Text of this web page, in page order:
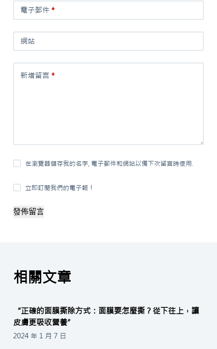
電子郵件*
網站
新增留言 *
在瀏覽器儲存我的名字, 電子郵件和網站以備下次留言時使用.
立即訂閱我們的電子報！
發佈留言
相關文章
“正確的面膜撕除方式：面膜要怎麼撕？從下往上，讓
皮膚更吸收營養”
2024 年 1 月 7 日